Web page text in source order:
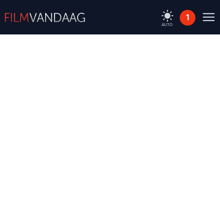
AUTO
1